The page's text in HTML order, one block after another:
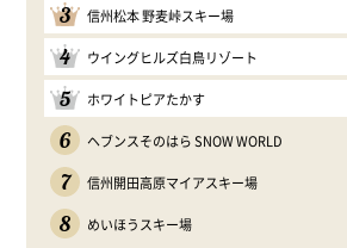
3 信州松本 野麦峠スキー場
4 ウイングヒルズ白鳥リゾート
5 ホワイトピアたかす
6 ヘブンスそのはら SNOW WORLD
7 信州開田高原マイアスキー場
8 めいほうスキー場